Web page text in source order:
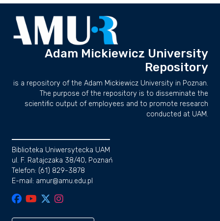
Adam Mickiewicz University
Repository
is a repository of the Adam Mickiewicz University in Poznan.
The purpose of the repository is to disseminate the
scientific output of employees and to promote research
conducted at UAM.
Biblioteka Uniwersytecka UAM
ul. F. Ratajczaka 38/40, Poznań
Telefon: (61) 829-3878
E-mail: amur@amu.edu.pl